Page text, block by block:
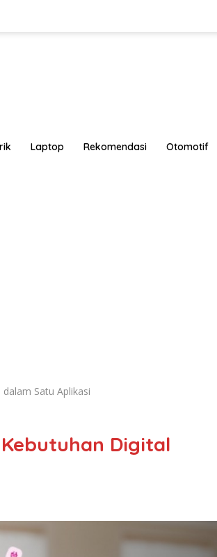
Laptop Rekomendasi Otomotif
Satu Aplikasi
Digital